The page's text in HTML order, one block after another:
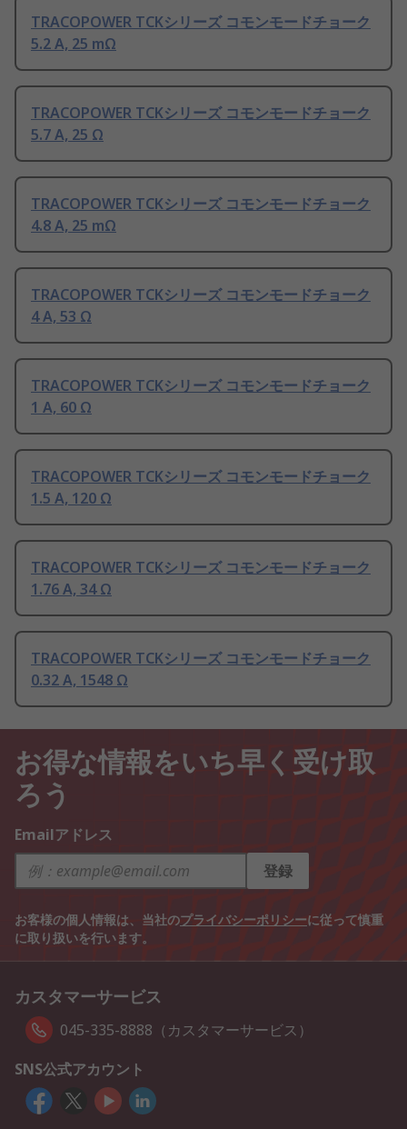
TRACOPOWER TCKシリーズ コモンモードチョーク
5.2 A, 25 mΩ
TRACOPOWER TCKシリーズ コモンモードチョーク
5.7 A, 25 Ω
TRACOPOWER TCKシリーズ コモンモードチョーク
4.8 A, 25 mΩ
TRACOPOWER TCKシリーズ コモンモードチョーク
4 A, 53 Ω
TRACOPOWER TCKシリーズ コモンモードチョーク
1 A, 60 Ω
TRACOPOWER TCKシリーズ コモンモードチョーク
1.5 A, 120 Ω
TRACOPOWER TCKシリーズ コモンモードチョーク
1.76 A, 34 Ω
TRACOPOWER TCKシリーズ コモンモードチョーク
0.32 A, 1548 Ω
お得な情報をいち早く受け取
ろう
Emailアドレス
登録
お客様の個人情報は、当社のプライバシーポリシーに従って慎重
に取り扱いを行います。
カスタマーサービス
045-335-8888（カスタマーサービス）
SNS公式アカウント